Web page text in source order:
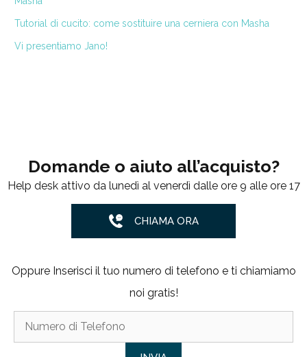
Tutorial di cucito: come sostituire una cerniera con Masha
Vi presentiamo Jano!
Domande o aiuto all’acquisto?
Help desk attivo da lunedì al venerdì dalle ore 9 alle ore 17
CHIAMA ORA
Oppure Inserisci il tuo numero di telefono e ti chiamiamo
noi gratis!